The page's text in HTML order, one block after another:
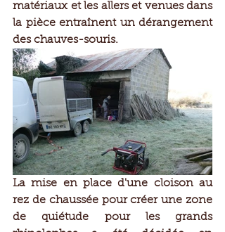
matériaux et les allers et venues dans
la pièce entraînent un dérangement
des chauves-souris.
La mise en place d'une cloison au
rez de chaussée pour créer une zone
de quiétude pour les grands